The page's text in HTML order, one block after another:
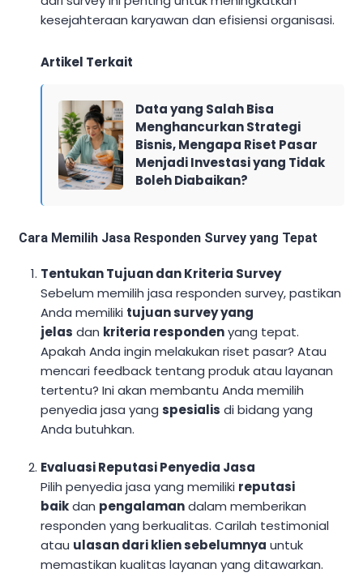
kesejahteraan karyawan dan efisiensi organisasi.
Artikel Terkait
Data yang Salah Bisa
Menghancurkan Strategi
Bisnis, Mengapa Riset Pasar
Menjadi Investasi yang Tidak
Boleh Diabaikan?
Cara Memilih Jasa Responden Survey yang Tepat
Tentukan Tujuan dan Kriteria Survey
Sebelum memilih jasa responden survey, pastikan
Anda memiliki tujuan survey yang
jelas dan kriteria respondenyang tepat.
Apakah Anda ingin melakukan riset pasar? Atau
mencari feedback tentang produk atau layanan
tertentu? Ini akan membantu Anda memilih
penyedia jasa yangspesialis di bidang yang
Anda butuhkan.
Evaluasi Reputasi Penyedia Jasa
Pilih penyedia jasa yang memiliki reputasi
baikdan pengalamandalam memberikan
responden yang berkualitas. Carilah testimonial
atau ulasan dari klien sebelumnya untuk
memastikan kualitas layanan yang ditawarkan.